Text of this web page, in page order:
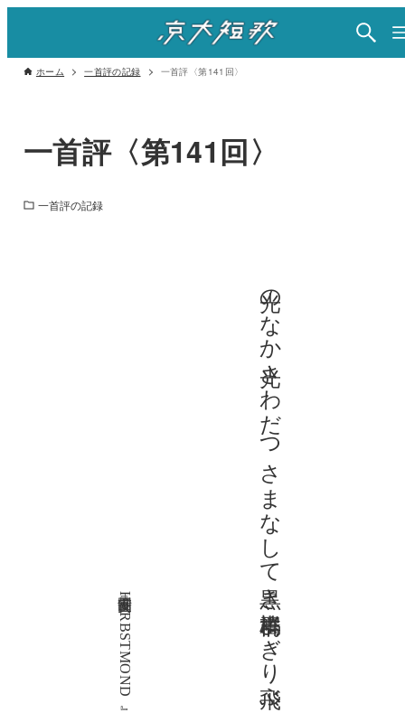
ホーム 一首評の記録 一首評〈第141回〉
一首評〈第141回〉
一首評の記録
高安国世 『HERBSTMOND』 光のなか光さわだつさまなして黒き鳩群橋よぎり飛ぶ